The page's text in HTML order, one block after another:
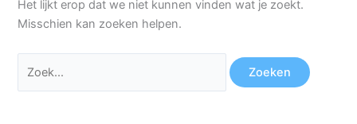
Het lijkt erop dat we niet kunnen vinden wat je zoekt.
Misschien kan zoeken helpen.